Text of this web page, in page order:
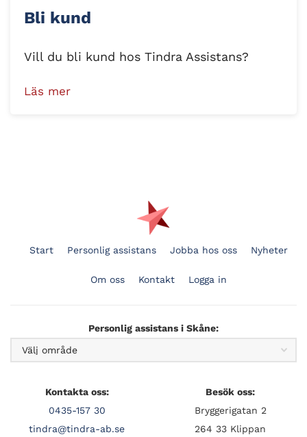
Bli kund
Vill du bli kund hos Tindra Assistans?
Läs mer
Start Personlig assistans Jobba hos oss Nyheter
Om oss Kontakt Logga in
Personlig assistans i Skåne:
Kontakta oss:
0435-157 30
tindra@tindra-ab.se
Besök oss:
Bryggerigatan 2
264 33 Klippan